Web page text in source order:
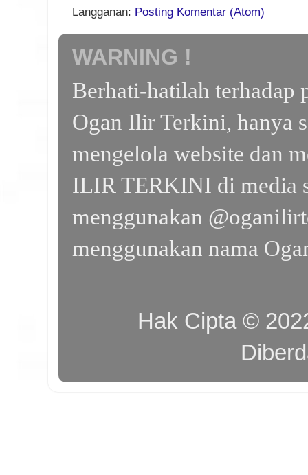
Langganan: Posting Komentar (Atom)
WARNING !
Berhati-hatilah terhadap
Ogan Ilir Terkini, hanya
mengelola website dan
ILIR TERKINI di media
menggunakan
menggunakan nama
Hak Cipta ©